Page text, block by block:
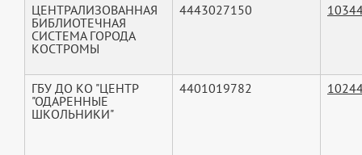
ЦЕНТРАЛИЗОВАННАЯ
БИБЛИОТЕЧНАЯ
СИСТЕМА ГОРОДА
КОСТРОМЫ
4443027150
ГБУ ДО КО "ЦЕНТР
"ОДАРЕННЫЕ
ШКОЛЬНИКИ"
4401019782